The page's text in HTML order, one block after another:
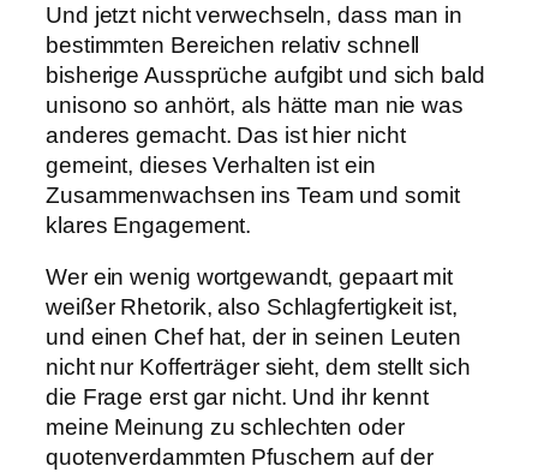
Und jetzt nicht verwechseln, dass man in
bestimmten Bereichen relativ schnell
bisherige Aussprüche aufgibt und sich bald
unisono so anhört, als hätte man nie was
anderes gemacht. Das ist hier nicht
gemeint, dieses Verhalten ist ein
Zusammenwachsen ins Team und somit
klares Engagement.
Wer ein wenig wortgewandt, gepaart mit
weißer Rhetorik, also Schlagfertigkeit ist,
und einen Chef hat, der in seinen Leuten
nicht nur Kofferträger sieht, dem stellt sich
die Frage erst gar nicht. Und ihr kennt
meine Meinung zu schlechten oder
quotenverdammten Pfuschern auf der